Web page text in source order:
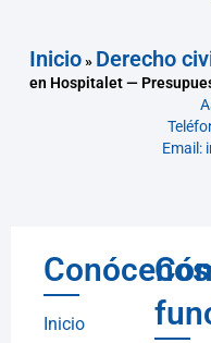
Inicio» Derecho
en Hospitalet —
Email:
Conócenos
Inicio